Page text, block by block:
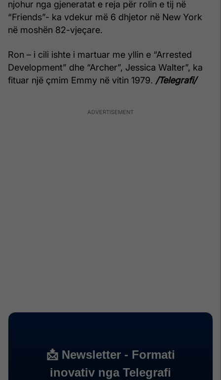
njohur nga gjeneratat e reja për rolin e tij në
“Friends”- ka vdekur më 6 dhjetor në New York
në moshën 82-vjeçare.
Ron – i cili ishte i martuar me yllin e “Arrested
Development” dhe “Archer”, Jessica Walter”, ka
fituar një çmim Emmy në vitin 1979. /Telegrafi/